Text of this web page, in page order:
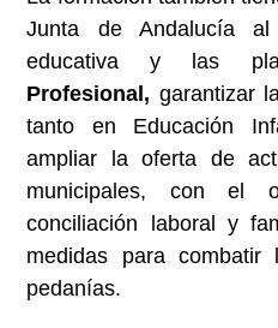
Junta de Andalucía
educativa y las
Profesional, garantizar
tanto en Educación
ampliar la oferta de
municipales, con el
conciliación laboral y
medidas para
pedanías.